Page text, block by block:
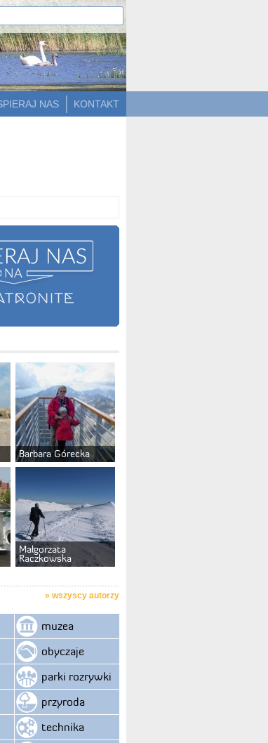
KONTAKT
NAS
Barbara Górecka
Małgorzata
Raczkowska
» wszyscy autorzy
muzea
obyczaje
parki rozrywki
przyroda
technika